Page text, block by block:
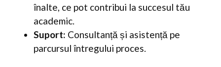
înalte, ce pot contribui la succesul tău
academic.
Suport: Consultanță și asistență pe
parcursul întregului proces.